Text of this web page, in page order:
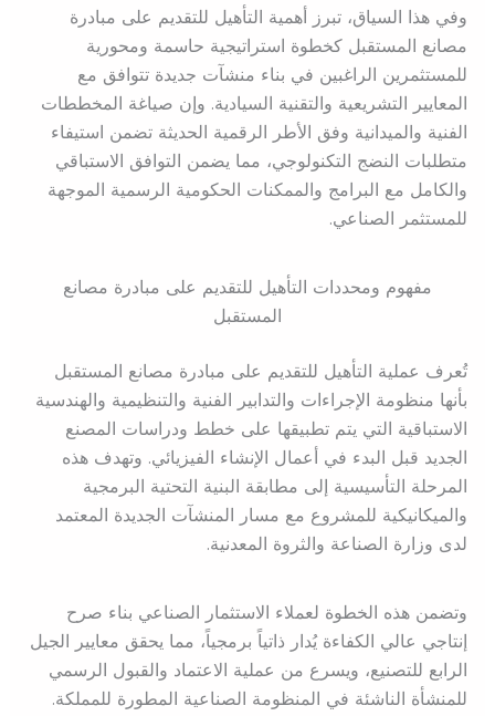
وفي هذا السياق، تبرز أهمية التأهيل للتقديم على مبادرة
مصانع المستقبل كخطوة استراتيجية حاسمة ومحورية
للمستثمرين الراغبين في بناء منشآت جديدة تتوافق مع
المعايير التشريعية والتقنية السيادية. وإن صياغة المخططات
الفنية والميدانية وفق الأطر الرقمية الحديثة تضمن استيفاء
متطلبات النضج التكنولوجي، مما يضمن التوافق الاستباقي
والكامل مع البرامج والممكنات الحكومية الرسمية الموجهة
للمستثمر الصناعي.
مفهوم ومحددات التأهيل للتقديم على مبادرة مصانع
المستقبل
تُعرف عملية التأهيل للتقديم على مبادرة مصانع المستقبل
بأنها منظومة الإجراءات والتدابير الفنية والتنظيمية والهندسية
الاستباقية التي يتم تطبيقها على خطط ودراسات المصنع
الجديد قبل البدء في أعمال الإنشاء الفيزيائي. وتهدف هذه
المرحلة التأسيسية إلى مطابقة البنية التحتية البرمجية
والميكانيكية للمشروع مع مسار المنشآت الجديدة المعتمد
لدى وزارة الصناعة والثروة المعدنية.
وتضمن هذه الخطوة لعملاء الاستثمار الصناعي بناء صرح
إنتاجي عالي الكفاءة يُدار ذاتياً برمجياً، مما يحقق معايير الجيل
الرابع للتصنيع، ويسرع من عملية الاعتماد والقبول الرسمي
للمنشأة الناشئة في المنظومة الصناعية المطورة للمملكة.